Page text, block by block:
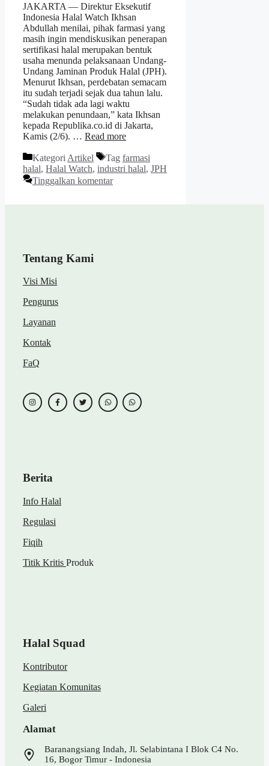
JAKARTA — Direktur Eksekutif
Indonesia Halal Watch Ikhsan
Abdullah menilai, pihak farmasi yang
masih ingin mendiskusikan penerapan
sertifikasi halal merupakan bentuk
usaha menunda pelaksanaan Undang-
Undang Jaminan Produk Halal (JPH).
Menurut Ikhsan, perdebatan semacam
itu sudah terjadi sejak dua tahun lalu.
“Sudah tidak ada lagi waktu
melakukan penundaan,” kata Ikhsan
kepada Republika.co.id di Jakarta,
Kamis (2/6). … Read more
Kategori Artikel Tag farmasi
halal, Halal Watch, industri halal, JPH
Tinggalkan komentar
Tentang Kami
Visi Misi
Pengurus
Layanan
Kontak
FaQ
Berita
Info Halal
Regulasi
Fiqih
Titik Kritis Produk
Halal Squad
Kontributor
Kegiatan Komunitas
Galeri
Alamat
Baranangsiang Indah, Jl. Selabintana I Blok C4 No.
16, Bogor Timur - Indonesia